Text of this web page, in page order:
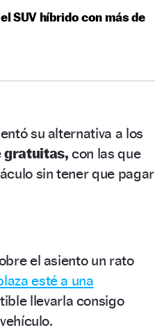
SUV híbrido con más de
su alternativa a los
gratuitas, con las que
sin tener que pagar
el asiento un rato
esté a una
llevarla consigo